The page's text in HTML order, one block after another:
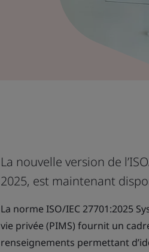
La nouvelle version de
2025, est maintenant
La norme ISO/IEC 27701:2025
vie privée (PIMS) fournit un
renseignements permettant